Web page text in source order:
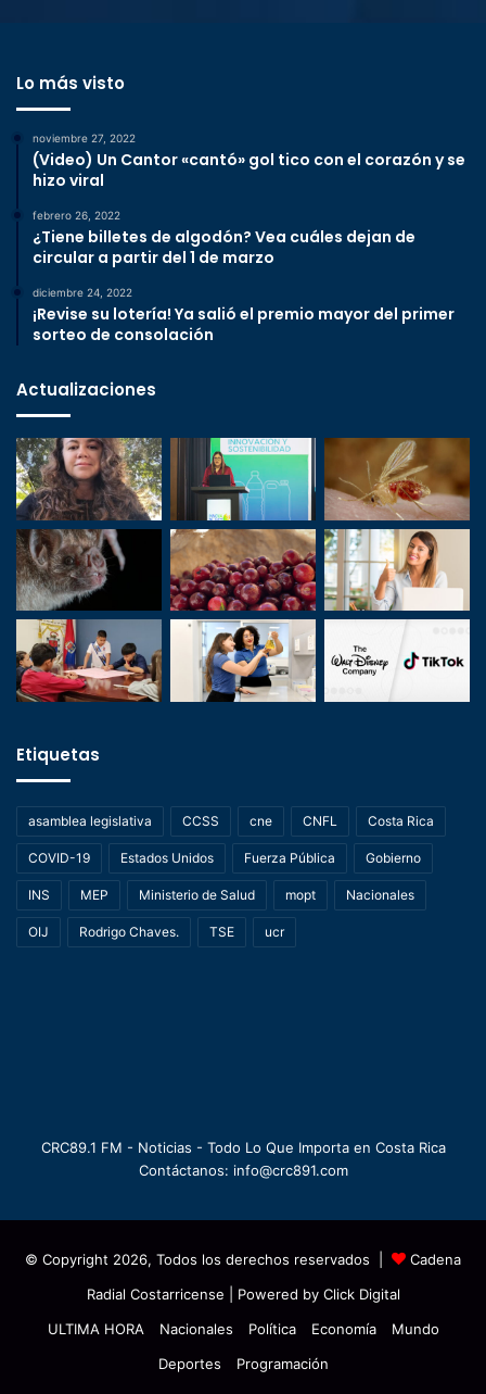
Lo más visto
noviembre 27, 2022
(Video) Un Cantor «cantó» gol tico con el corazón y se
hizo viral
febrero 26, 2022
¿Tiene billetes de algodón? Vea cuáles dejan de
circular a partir del 1 de marzo
diciembre 24, 2022
¡Revise su lotería! Ya salió el premio mayor del primer
sorteo de consolación
Actualizaciones
Etiquetas
asamblea legislativa CCSS cne CNFL Costa Rica
COVID-19 Estados Unidos Fuerza Pública Gobierno
INS MEP Ministerio de Salud mopt Nacionales
OIJ Rodrigo Chaves. TSE ucr
CRC89.1 FM - Noticias - Todo Lo Que Importa en Costa Rica
Contáctanos: info@crc891.com
© Copyright 2026, Todos los derechos reservados |
Cadena
Radial Costarricense | Powered by Click Digital
ULTIMA HORA
Nacionales Política Economía
Mundo
Deportes
Programación